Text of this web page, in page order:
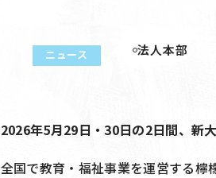
ニュース 法人本部
2026年5月29日・30日の2日間、新
全国で教育・福祉事業を運営する檸